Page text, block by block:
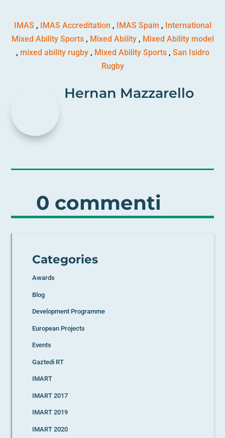
IMAS , IMAS Accreditation , IMAS Spain , International
Mixed Ability Sports, Mixed Ability, Mixed Ability model
, mixed ability rugby, Mixed Ability Sports, San Isidro
Rugby
Hernan Mazzarello
0 commenti
Categories
Awards
Blog
Development Programme
European Projects
Events
Gaztedi RT
IMART
IMART 2017
IMART 2019
IMART 2020